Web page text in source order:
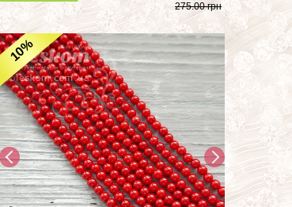
275.00 грн
10%